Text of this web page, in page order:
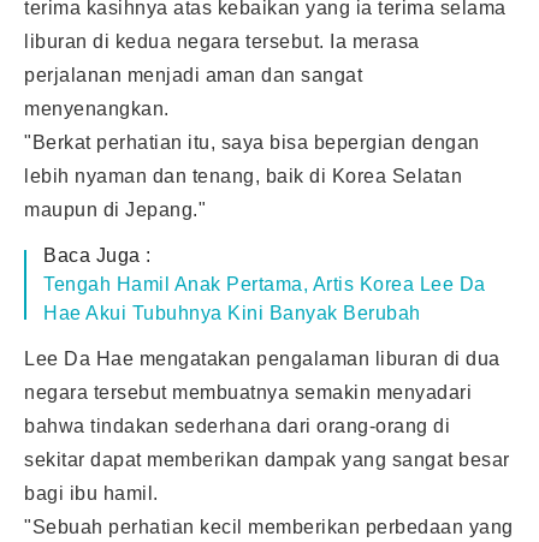
terima kasihnya atas kebaikan yang ia terima selama
liburan di kedua negara tersebut. Ia merasa
perjalanan menjadi aman dan sangat
menyenangkan.
"Berkat perhatian itu, saya bisa bepergian dengan
lebih nyaman dan tenang, baik di Korea Selatan
maupun di Jepang."
Baca Juga :
Tengah Hamil Anak Pertama, Artis Korea Lee Da
Hae Akui Tubuhnya Kini Banyak Berubah
Lee Da Hae mengatakan pengalaman liburan di dua
negara tersebut membuatnya semakin menyadari
bahwa tindakan sederhana dari orang-orang di
sekitar dapat memberikan dampak yang sangat besar
bagi ibu hamil.
"Sebuah perhatian kecil memberikan perbedaan yang